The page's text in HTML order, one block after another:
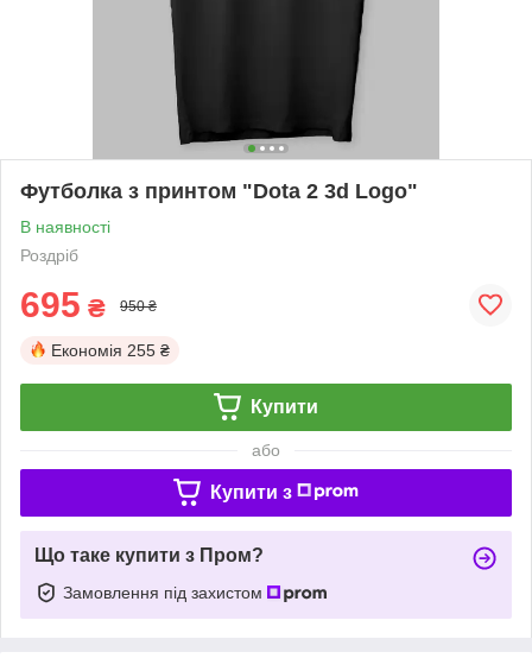
Футболка з принтом "Dota 2 3d Logo"
В наявності
Роздріб
695 ₴ 950 ₴
Економія 255 ₴
Купити
або
Купити з
Що таке купити з Пром?
Замовлення під захистом